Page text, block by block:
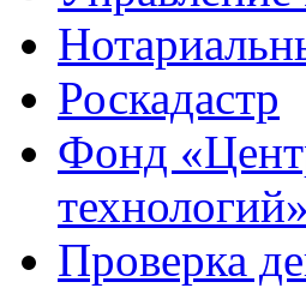
Роскадастр
Фонд
технологий»
Проверка